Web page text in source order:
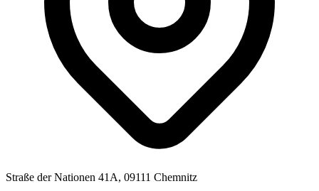
Straße der Nationen 41A, 09111 Chemnitz